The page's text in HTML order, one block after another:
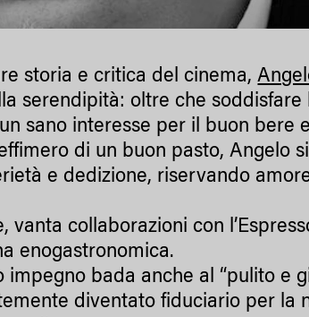
storia e critica del cinema,
serendipità: oltre che soddisfare
sano interesse per il buon bere
di un buon pasto, Angelo
e dedizione, riservando
vanta collaborazioni con
enogastronomica.
impegno bada anche al “pulito e
diventato fiduciario per la